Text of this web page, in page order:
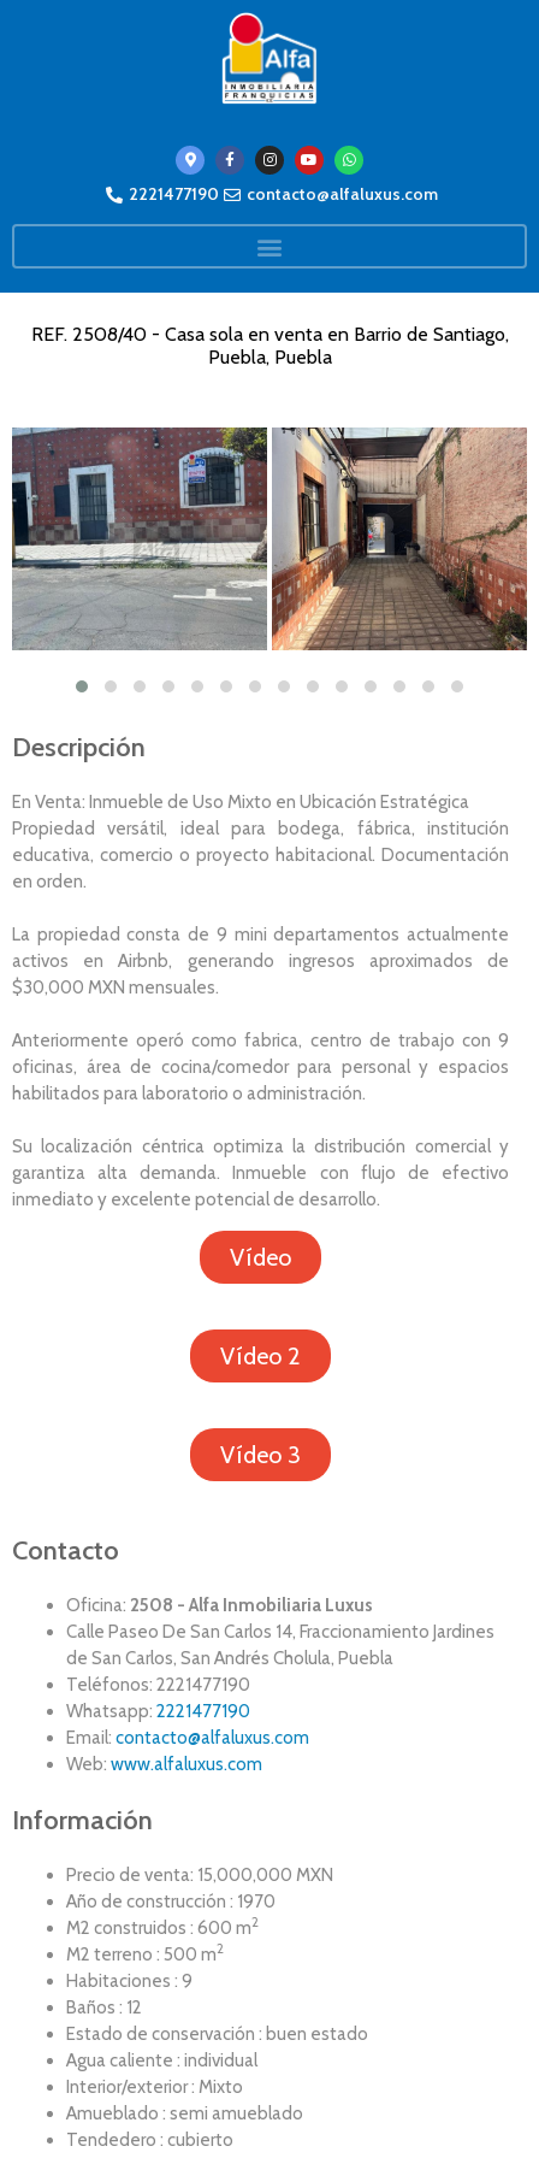
2221477190 contacto@alfaluxus.com
REF. 2508/40 - Casa sola en venta en Barrio de Santiago,
Puebla, Puebla
Descripción
En Venta: Inmueble de Uso Mixto en Ubicación Estratégica
Propiedad versátil, ideal para bodega, fábrica, institución
educativa, comercio o proyecto habitacional. Documentación
en orden.
La propiedad consta de 9 mini departamentos actualmente
activos en Airbnb, generando ingresos aproximados de
$30,000 MXN mensuales.
Anteriormente operó como fabrica, centro de trabajo con 9
oficinas, área de cocina/comedor para personal y espacios
habilitados para laboratorio o administración.
Su localización céntrica optimiza la distribución comercial y
garantiza alta demanda. Inmueble con flujo de efectivo
inmediato y excelente potencial de desarrollo.
Vídeo
Vídeo 2
Vídeo 3
Contacto
Oficina: 2508 - Alfa Inmobiliaria Luxus
Calle Paseo De San Carlos 14, Fraccionamiento Jardines
de San Carlos, San Andrés Cholula, Puebla
Teléfonos: 2221477190
Whatsapp: 2221477190
Email: contacto@alfaluxus.com
Web: www.alfaluxus.com
Información
Precio de venta: 15,000,000 MXN
Año de construcción : 1970
M2 construidos : 600 m2
M2 terreno : 500 m2
Habitaciones : 9
Baños : 12
Estado de conservación : buen estado
Agua caliente : individual
Interior/exterior : Mixto
Amueblado : semi amueblado
Tendedero : cubierto